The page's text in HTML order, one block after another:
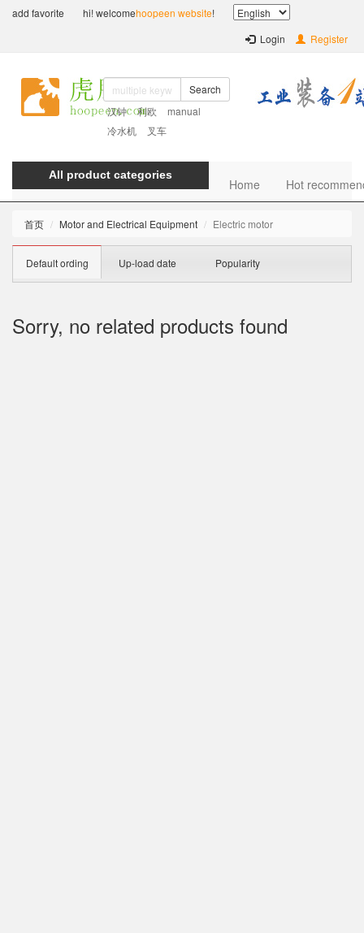
add favorite hi! welcomehoopeen website!
Login
Register
Search
汉钟
利欧
manual
冷水机
叉车
All product categories
Home Hot
首页 Motor and Electrical Equipment Electric motor
Default ording Up-load date Popularity
Sorry, no related products found